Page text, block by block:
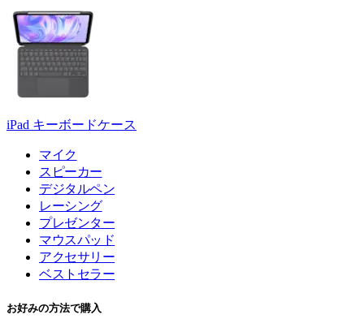
iPad キーボードケース
マイク
スピーカー
デジタルペン
レーシング
プレゼンター
マウスパッド
アクセサリー
ベストセラー
お好みの方法で購入